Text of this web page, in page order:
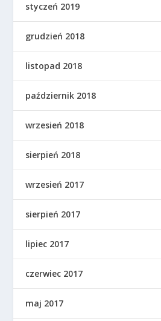
styczeń 2019
grudzień 2018
listopad 2018
październik 2018
wrzesień 2018
sierpień 2018
wrzesień 2017
sierpień 2017
lipiec 2017
czerwiec 2017
maj 2017